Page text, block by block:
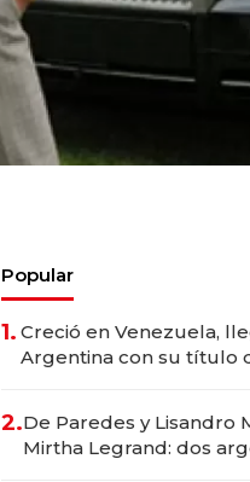
Popular
1. Creció en Venezuela,
Argentina con su título
marcas "fast premium"
2.De Paredes y Lisandro
Mirtha Legrand: dos